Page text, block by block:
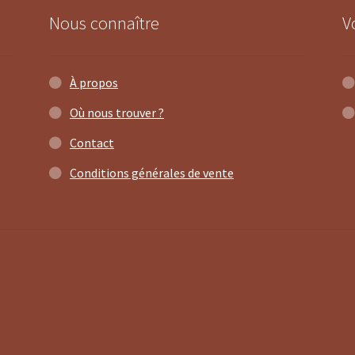
Nous connaître
À propos
Où nous trouver ?
Contact
Conditions générales de vente